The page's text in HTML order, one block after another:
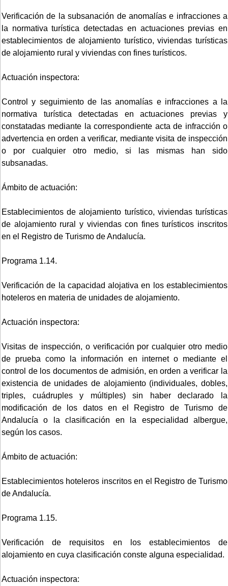
Verificación de la subsanación de anomalías e infracciones a
la normativa turística detectadas en actuaciones previas en
establecimientos de alojamiento turístico, viviendas turísticas
de alojamiento rural y viviendas con fines turísticos.
Actuación inspectora:
Control y seguimiento de las anomalías e infracciones a la
normativa turística detectadas en actuaciones previas y
constatadas mediante la correspondiente acta de infracción o
advertencia en orden a verificar, mediante visita de inspección
o por cualquier otro medio, si las mismas han sido
subsanadas.
Ámbito de actuación:
Establecimientos de alojamiento turístico, viviendas turísticas
de alojamiento rural y viviendas con fines turísticos inscritos
en el Registro de Turismo de Andalucía.
Programa 1.14.
Verificación de la capacidad alojativa en los establecimientos
hoteleros en materia de unidades de alojamiento.
Actuación inspectora:
Visitas de inspección, o verificación por cualquier otro medio
de prueba como la información en internet o mediante el
control de los documentos de admisión, en orden a verificar la
existencia de unidades de alojamiento (individuales, dobles,
triples, cuádruples y múltiples) sin haber declarado la
modificación de los datos en el Registro de Turismo de
Andalucía o la clasificación en la especialidad albergue,
según los casos.
Ámbito de actuación:
Establecimientos hoteleros inscritos en el Registro de Turismo
de Andalucía.
Programa 1.15.
Verificación de requisitos en los establecimientos de
alojamiento en cuya clasificación conste alguna especialidad.
Actuación inspectora: